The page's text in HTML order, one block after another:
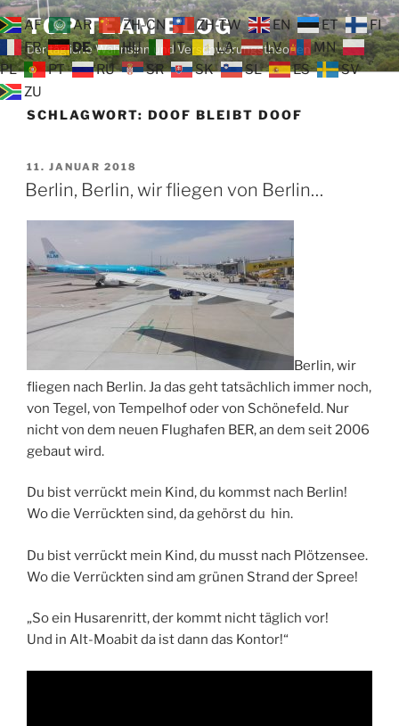
Zum
Inhalt
springen
TOP TEAM BLOG
Der tägliche Wahnsinn und Verschwörungstheorien
SCHLAGWORT: DOOF BLEIBT DOOF
VERÖFFENTLICHT
AM
11. JANUAR 2018
Berlin, Berlin, wir fliegen von Berlin…
Berlin, wir
fliegen nach Berlin. Ja das geht tatsächlich immer noch,
von Tegel, von Tempelhof oder von Schönefeld. Nur
nicht von dem neuen Flughafen BER, an dem seit 2006
gebaut wird.
Du bist verrückt mein Kind, du kommst nach Berlin!
Wo die Verrückten sind, da gehörst du hin.
Du bist verrückt mein Kind, du musst nach Plötzensee.
Wo die Verrückten sind am grünen Strand der Spree!
„So ein Husarenritt, der kommt nicht täglich vor!
Und in Alt-Moabit da ist dann das Kontor!“
AF AR ZH-CN ZH-TW EN ET
FI
FR
DE HU IT LA LV
MN
PL
PT RU SR SK SL ES
SV
ZU